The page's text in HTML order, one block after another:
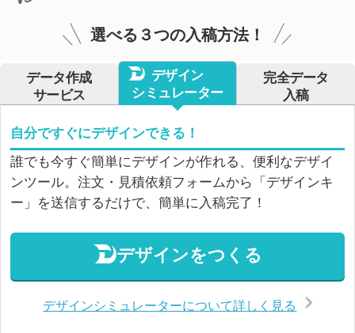
選べる３つの入稿方法！
データ作成
サービス
デザイン
シミュレーター
完全データ
入稿
自分ですぐにデザインできる！
誰でも今すぐ簡単にデザインが作れる、便利なデザイ
ンツール。注文・見積依頼フォームから「デザインキ
ー」を送信するだけで、簡単に入稿完了！
デザインをつくる
デザインシミュレーターについて詳しく見る